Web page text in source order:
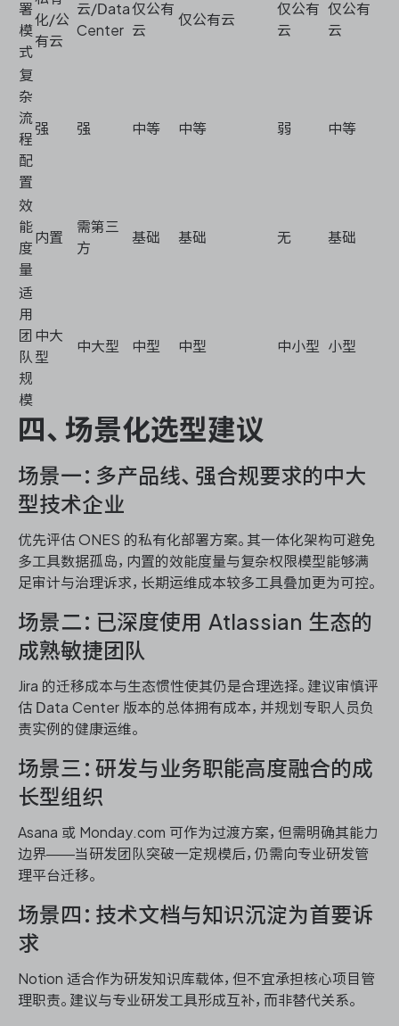
署
模
式
化/公
有云
云/Data
Center
仅公有
云
仅公有云
仅公有
云
仅公有
云
复
杂
流
程
配
置
强 强 中等 中等 弱 中等
效
能
度
量
内置
需第三
方
基础 基础 无 基础
适
用
团
队
规
模
中大
型
中大型 中型 中型 中小型 小型
四、场景化选型建议
场景一：多产品线、强合规要求的中大
型技术企业
优先评估 ONES 的私有化部署方案。其一体化架构可避免
多工具数据孤岛，内置的效能度量与复杂权限模型能够满
足审计与治理诉求，长期运维成本较多工具叠加更为可控。
场景二：已深度使用 Atlassian 生态的
成熟敏捷团队
Jira 的迁移成本与生态惯性使其仍是合理选择。建议审慎评
估 Data Center 版本的总体拥有成本，并规划专职人员负
责实例的健康运维。
场景三：研发与业务职能高度融合的成
长型组织
Asana 或 Monday.com 可作为过渡方案，但需明确其能力
边界——当研发团队突破一定规模后，仍需向专业研发管
理平台迁移。
场景四：技术文档与知识沉淀为首要诉
求
Notion 适合作为研发知识库载体，但不宜承担核心项目管
理职责。建议与专业研发工具形成互补，而非替代关系。